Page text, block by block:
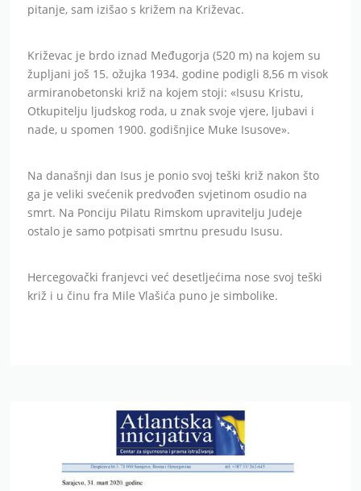
pitanje, sam izišao s križem na Križevac.
Križevac je brdo iznad Međugorja (520 m) na kojem su
župljani još 15. ožujka 1934. godine podigli 8,56 m visok
armiranobetonski križ na kojem stoji: «Isusu Kristu,
Otkupitelju ljudskog roda, u znak svoje vjere, ljubavi i
nade, u spomen 1900. godišnjice Muke Isusove».
Na današnji dan Isus je ponio svoj teški križ nakon što
ga je veliki svećenik predvođen svjetinom osudio na
smrt. Na Ponciju Pilatu Rimskom upravitelju Judeje
ostalo je samo potpisati smrtnu presudu Isusu.
Hercegovački franjevci već desetljećima nose svoj teški
križ i u činu fra Mile Vlašića puno je simbolike.